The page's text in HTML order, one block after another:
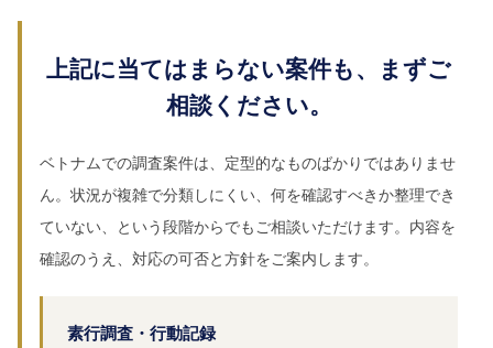
上記に当てはまらない案件も、まずご
相談ください。
ベトナムでの調査案件は、定型的なものばかりではありませ
ん。状況が複雑で分類しにくい、何を確認すべきか整理でき
ていない、という段階からでもご相談いただけます。内容を
確認のうえ、対応の可否と方針をご案内します。
素行調査・行動記録